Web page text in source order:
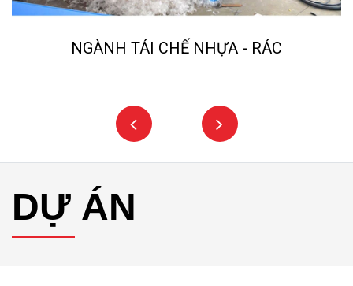
NGÀNH TÁI CHẾ NHỰA - RÁC
DỰ ÁN